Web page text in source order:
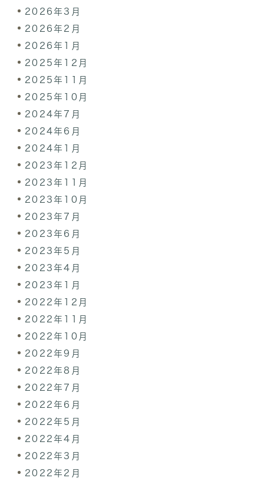
2026年3月
2026年2月
2026年1月
2025年12月
2025年11月
2025年10月
2024年7月
2024年6月
2024年1月
2023年12月
2023年11月
2023年10月
2023年7月
2023年6月
2023年5月
2023年4月
2023年1月
2022年12月
2022年11月
2022年10月
2022年9月
2022年8月
2022年7月
2022年6月
2022年5月
2022年4月
2022年3月
2022年2月